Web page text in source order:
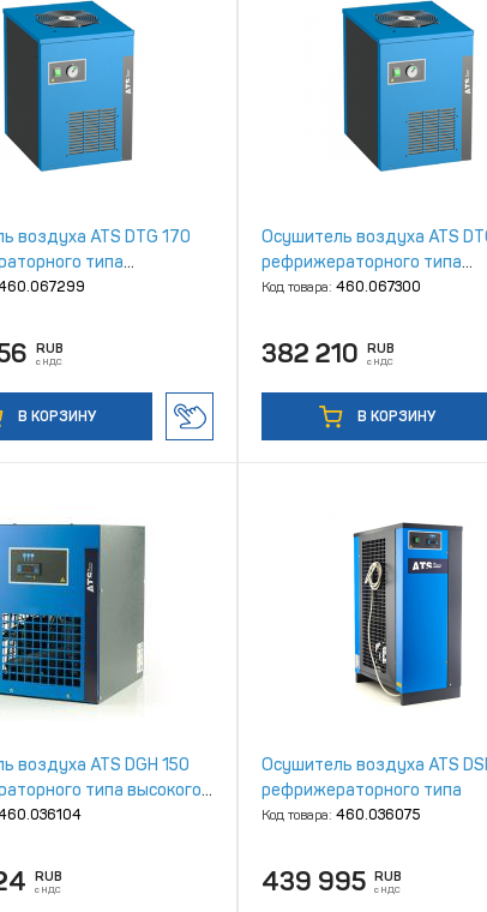
воздуха ATS DTG 170
типа
RUB
с НДС
В КОРЗИНУ
Осушитель воздуха ATS
рефрижераторного типа
высокотемпературный
Код товара:460.067300
382 210 RUB
с НДС
В КОРЗИНУ
воздуха ATS DGH 150
типа высокого
RUB
с НДС
Осушитель воздуха ATS
рефрижераторного типа
Код товара:460.036075
439 995 RUB
с НДС